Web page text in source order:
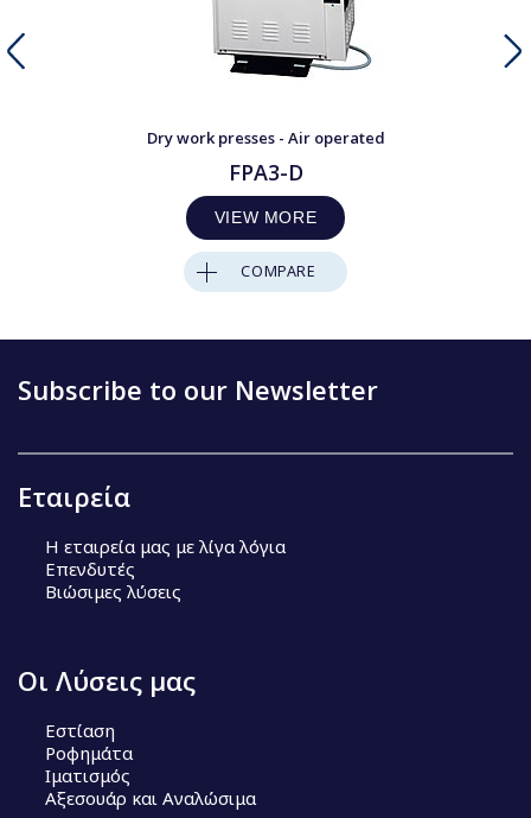
Dry work presses - Air operated
FPA3-D
VIEW MORE
COMPARE
Subscribe to our Newsletter
Εταιρεία
Η εταιρεία μας με λίγα λόγια
Επενδυτές
Βιώσιμες λύσεις
Οι Λύσεις μας
Εστίαση
Ροφημάτα
Ιματισμός
Αξεσουάρ και Αναλώσιμα